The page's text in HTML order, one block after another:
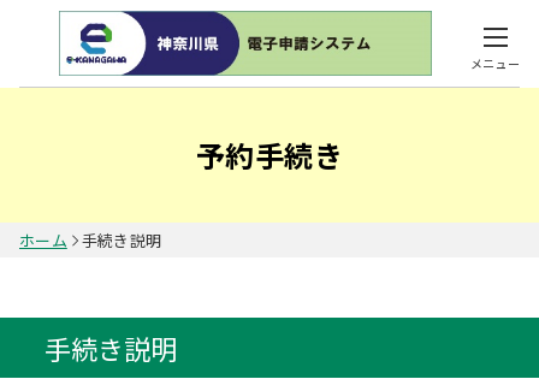
メニュー
予約手続き
ホーム 手続き説明
手続き説明